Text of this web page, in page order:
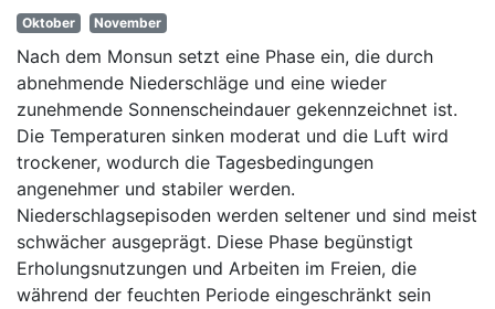
Oktober November
Nach dem Monsun setzt eine Phase ein, die durch
abnehmende Niederschläge und eine wieder
zunehmende Sonnenscheindauer gekennzeichnet ist.
Die Temperaturen sinken moderat und die Luft wird
trockener, wodurch die Tagesbedingungen
angenehmer und stabiler werden.
Niederschlagsepisoden werden seltener und sind meist
schwächer ausgeprägt. Diese Phase begünstigt
Erholungsnutzungen und Arbeiten im Freien, die
während der feuchten Periode eingeschränkt sein